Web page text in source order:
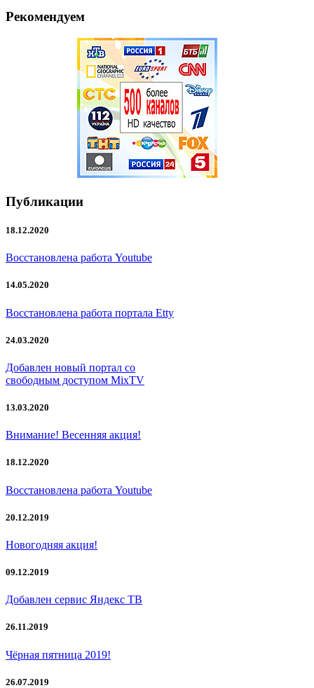
Рекомендуем
Публикации
18.12.2020
Восстановлена работа Youtube
14.05.2020
Восстановлена работа портала Etty
24.03.2020
Добавлен новый портал со
свободным доступом MixTV
13.03.2020
Внимание! Весенняя акция!
18.12.2020
Восстановлена работа Youtube
20.12.2019
Новогодняя акция!
09.12.2019
Добавлен сервис Яндекс ТВ
26.11.2019
Чёрная пятница 2019!
26.07.2019